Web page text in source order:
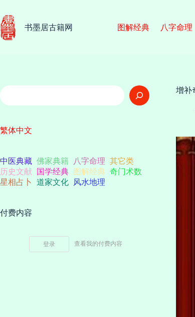
至
内
容
书墨居古籍网 图解经典 八字命理
增补
搜
索
繁体中文
中医典藏 佛家典籍 八字命理 其它类
历史文献
国学经典 图解经典 奇门术数
星相占卜
道家文化 风水地理
付费内容
登录 查看我的付费内容